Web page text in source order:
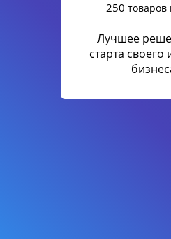
250 товаров
Лучшее
старта своего